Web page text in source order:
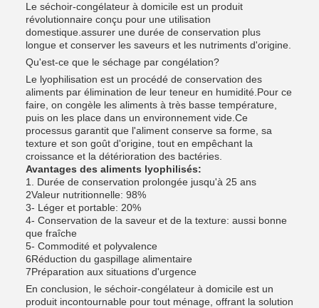
Le séchoir-congélateur à domicile est un produit
révolutionnaire conçu pour une utilisation
domestique.assurer une durée de conservation plus
longue et conserver les saveurs et les nutriments d'origine.
Qu'est-ce que le séchage par congélation?
Le lyophilisation est un procédé de conservation des
aliments par élimination de leur teneur en humidité.Pour ce
faire, on congèle les aliments à très basse température,
puis on les place dans un environnement vide.Ce
processus garantit que l'aliment conserve sa forme, sa
texture et son goût d'origine, tout en empêchant la
croissance et la détérioration des bactéries.
Avantages des aliments lyophilisés:
1. Durée de conservation prolongée jusqu'à 25 ans
2Valeur nutritionnelle: 98%
3- Léger et portable: 20%
4- Conservation de la saveur et de la texture: aussi bonne
que fraîche
5- Commodité et polyvalence
6Réduction du gaspillage alimentaire
7Préparation aux situations d'urgence
En conclusion, le séchoir-congélateur à domicile est un
produit incontournable pour tout ménage, offrant la solution